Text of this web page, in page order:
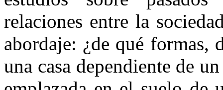
relaciones entre la
abordaje: ¿de qué formas,
una casa dependiente de